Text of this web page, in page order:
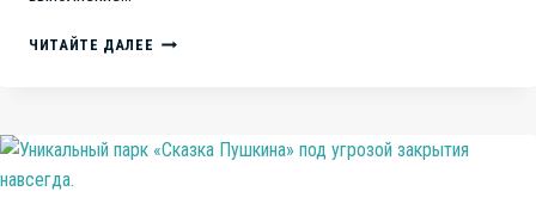
ЧИТАЙТЕ ДАЛЕЕ В
ЧЕЛЯБИНСКЕ.